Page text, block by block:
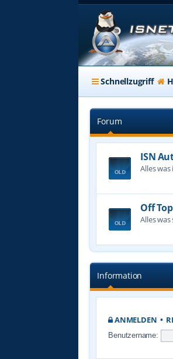
Schnellzugriff
Forum
ISN
Alles
Off
Alles
Information
ANMELDEN •
Benutzername: